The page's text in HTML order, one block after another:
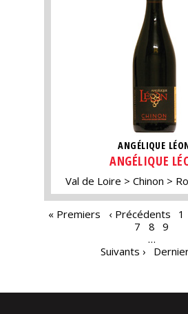
ANGÉLIQUE
ANGÉLIQUE
Val de Loire Chinon
PAGES
« Premiers ‹ Précédents 1
7
8
9
…
Suivants ›